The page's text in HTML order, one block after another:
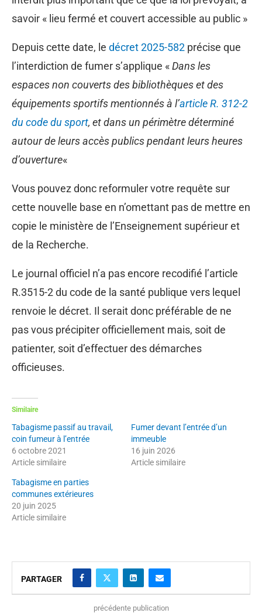
savoir « lieu fermé et couvert accessible au public »
Depuis cette date, le décret 2025-582 précise que
l’interdiction de fumer s’applique «Dans les
espaces non couverts des bibliothèques et des
équipements sportifs mentionnés à l’article R. 312-2
du code du sport, et dans un périmètre déterminé
autour de leurs accès publics pendant leurs heures
d’ouverture«
Vous pouvez donc reformuler votre requête sur
cette nouvelle base en n’omettant pas de mettre en
copie le ministère de l’Enseignement supérieur et
de la Recherche.
Le journal officiel n’a pas encore recodifié l’article
R.3515-2 du code de la santé publique vers lequel
renvoie le décret. Il serait donc préférable de ne
pas vous précipiter officiellement mais, soit de
patienter, soit d’effectuer des démarches
officieuses.
Similaire
Tabagisme passif au travail,
coin fumeur à l’entrée
6 octobre 2021
Article similaire
Fumer devant l’entrée d’un
immeuble
16 juin 2026
Article similaire
Tabagisme en parties
communes extérieures
20 juin 2025
Article similaire
PARTAGER
précédente publication